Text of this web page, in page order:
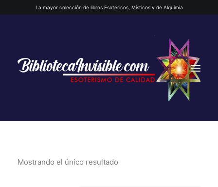
La mayor colección de libros Esotéricos, Místicos y de Alquimia
INICIO
Mostrando el único resultado